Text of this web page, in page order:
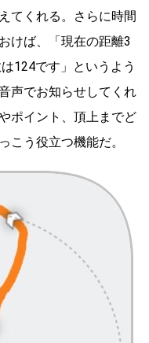
てくれる。さらに時間
けば、「現在の距離3
124です」というよう
声でお知らせしてくれ
ポイント、頂上までど
こう役立つ機能だ。